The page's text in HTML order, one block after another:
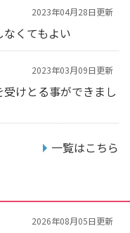
2023年04月28日更新
くてもよい
2023年03月09日更新
けとる事ができまし
一覧はこちら
2026年08月05日更新